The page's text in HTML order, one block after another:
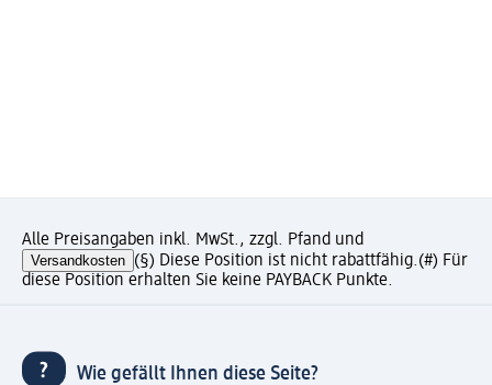
Alle Preisangaben inkl. MwSt., zzgl. Pfand und
Versandkosten (§) Diese Position ist nicht rabattfähig.(#) Für
diese Position erhalten Sie keine PAYBACK Punkte.
Wie gefällt Ihnen diese Seite?